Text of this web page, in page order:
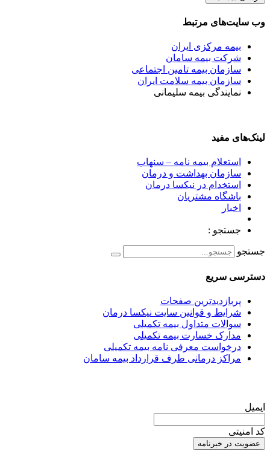
وب سایت‌های مرتبط
بیمه مرکزی ایران
شرکت بیمه سامان
سازمان بیمه تامین اجتماعی
سازمان بیمه سلامت ایران
نمایندگی بیمه سلیمانی
لینک‌های مفید
استعلام بیمه نامه – سنهاب
سازمان بهداشت و درمان
استخدام در نیکسا درمان
باشگاه مشتریان
اخبار
جستجو :
جستجو
دسترسی سریع
پربازدیدترین صفحات
شرایط و قوانین سایت نیکسا درمان
سوالات متداول بیمه تکمیلی
مدارک خسارت بیمه تکمیلی
درخواست معرفی نامه بیمه تکمیلی
مراکز درمانی طرف قرارداد بیمه سامان
ایمیل
کد امنیتی